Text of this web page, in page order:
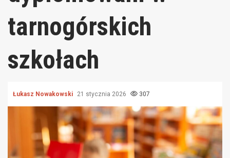
tarnogórskich
szkołach
Łukasz Nowakowski 21 stycznia 2026 307